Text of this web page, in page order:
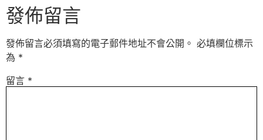
發佈留言
發佈留言必須填寫的電子郵件地址不會公開。 必填欄位標示
為 *
留言 *